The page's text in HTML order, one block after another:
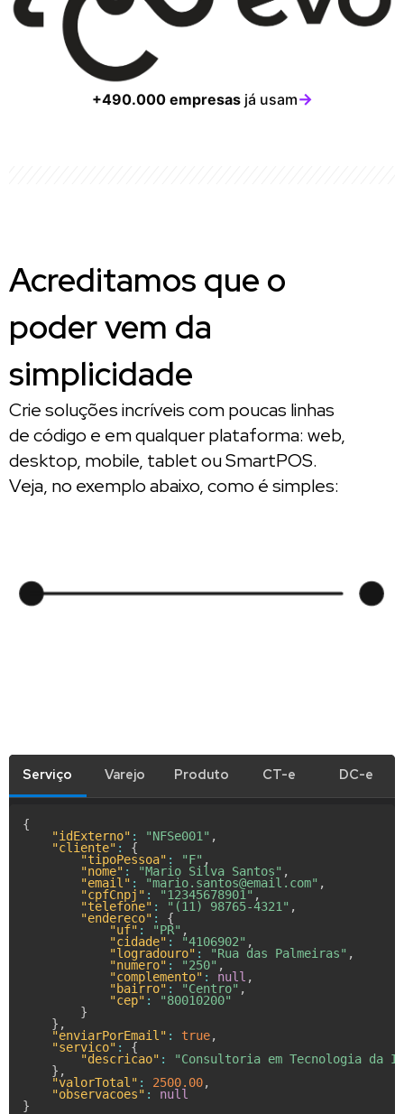
+490.000 empresas já usam→
Acreditamos que o
poder vem da
simplicidade
Crie soluções incríveis com poucas linhas
de código e em qualquer plataforma: web,
desktop, mobile, tablet ou SmartPOS.
Veja, no exemplo abaixo, como é simples:
Serviço Varejo Produto CT-e DC-e
{
"idExterno" : "NFSe001" ,
"cliente" :
{
"tipoPessoa" : "F" ,
"nome" : "Mario Silva Santos" ,
"email" : "mario.santos@email.com" ,
"cpfCnpj" : "12345678901" ,
"telefone" : "(11) 98765-4321" ,
"endereco" :
{
"uf" : "PR" ,
"cidade" : "4106902" ,
"logradouro" : "Rua das Palmeiras" ,
"numero" : "250" ,
"complemento" : null ,
"bairro" : "Centro" ,
"cep" :
"80010200"
}
} ,
"enviarPorEmail" : true,
"servico" :
{
"descricao" :
"Consultoria em Tecnologia da
} ,
"valorTotal" : 2500.00,
"observacoes" :
null
}